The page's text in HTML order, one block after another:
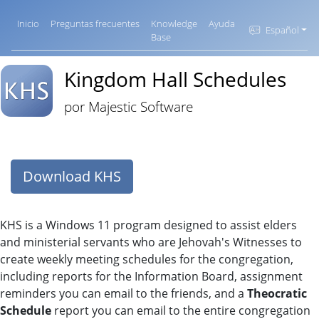
Inicio Preguntas frecuentes
Knowledge
Base
Ayuda Español
Kingdom Hall Schedules
por Majestic Software
Download KHS
KHS is a Windows 11 program designed to assist elders
and ministerial servants who are Jehovah's Witnesses to
create weekly meeting schedules for the congregation,
including reports for the Information Board, assignment
reminders you can email to the friends, and a Theocratic
Schedule report you can email to the entire congregation